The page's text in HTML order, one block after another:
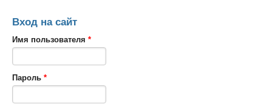
Вход на сайт
Имя пользователя *
Пароль *